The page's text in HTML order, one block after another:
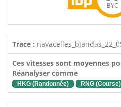
BYC
Trace :
Ces vitesses sont moyennes
Réanalyser comme
HKG (Randonnée) RNG (Course)